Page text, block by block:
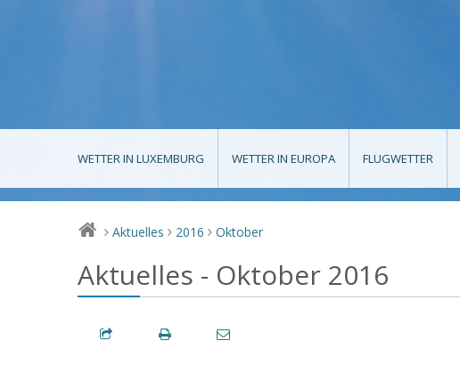
WETTER IN LUXEMBURG WETTER IN EUROPA FLUGWETTER
> Aktuelles > 2016 > Oktober
Aktuelles - Oktober 2016